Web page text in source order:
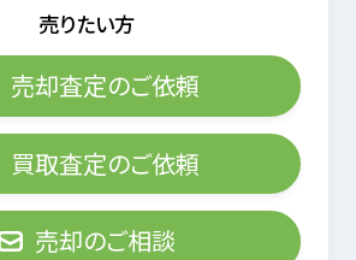
売りたい方
売却査定のご依頼
買取査定のご依頼
売却のご相談